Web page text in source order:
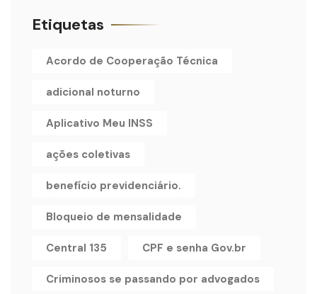
Etiquetas
Acordo de Cooperação Técnica
adicional noturno
Aplicativo Meu INSS
ações coletivas
benefício previdenciário.
Bloqueio de mensalidade
Central 135 CPF e senha Gov.br
Criminosos se passando por advogados